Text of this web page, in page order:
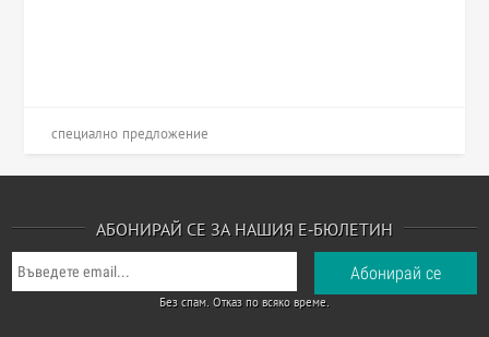
специално предложение
АБОНИРАЙ СЕ ЗА НАШИЯ Е-БЮЛЕТИН
Без спам. Отказ по всяко време.